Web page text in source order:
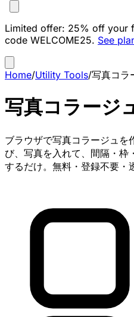
Limited offer: 25% off your
code WELCOME25. See
Home/Utility Tools/写真コラ
写真コラージ
ブラウザで写真コラージュを
び、写真を入れて、間隔・枠
するだけ。無料・登録不要・